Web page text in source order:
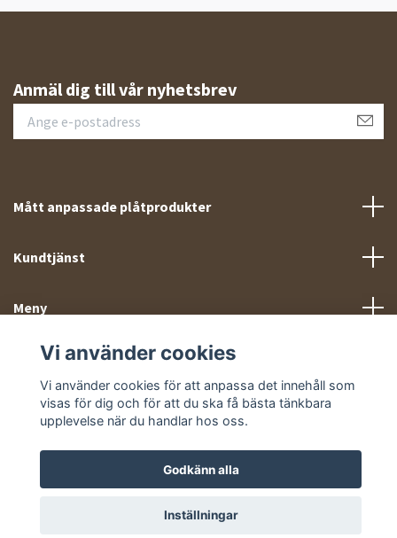
Anmäl dig till vår nyhetsbrev
Mått anpassade plåtprodukter
Kundtjänst
Meny
Sociala medier
Vi använder cookies
Vi använder cookies för att anpassa det innehåll som
visas för dig och för att du ska få bästa tänkbara
upplevelse när du handlar hos oss.
Godkänn alla
Inställningar